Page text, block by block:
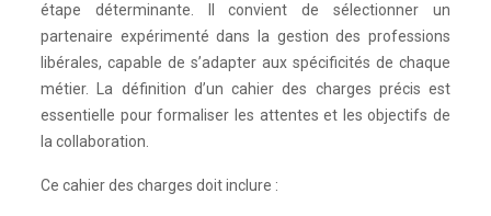
étape déterminante. Il convient de sélectionner un
partenaire expérimenté dans la gestion des professions
libérales, capable de s’adapter aux spécificités de chaque
métier. La définition d’un cahier des charges précis est
essentielle pour formaliser les attentes et les objectifs de
la collaboration.
Ce cahier des charges doit inclure :